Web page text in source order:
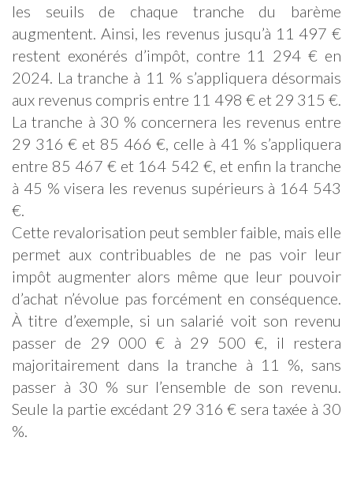
les seuils de chaque tranche du barème
augmentent. Ainsi, les revenus jusqu’à 11 497 €
restent exonérés d’impôt, contre 11 294 € en
2024. La tranche à 11 % s’appliquera désormais
aux revenus compris entre 11 498 € et 29 315 €.
La tranche à 30 % concernera les revenus entre
29 316 € et 85 466 €, celle à 41 % s’appliquera
entre 85 467 € et 164 542 €, et enfin la tranche
à 45 % visera les revenus supérieurs à 164 543
€.
Cette revalorisation peut sembler faible, mais elle
permet aux contribuables de ne pas voir leur
impôt augmenter alors même que leur pouvoir
d’achat n’évolue pas forcément en conséquence.
À titre d’exemple, si un salarié voit son revenu
passer de 29 000 € à 29 500 €, il restera
majoritairement dans la tranche à 11 %, sans
passer à 30 % sur l’ensemble de son revenu.
Seule la partie excédant 29 316 € sera taxée à 30
%.